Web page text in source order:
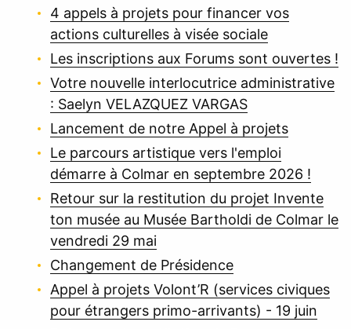
4 appels à projets pour financer vos
actions culturelles à visée sociale
Les inscriptions aux Forums sont ouvertes !
Votre nouvelle interlocutrice administrative
: Saelyn VELAZQUEZ VARGAS
Lancement de notre Appel à projets
Le parcours artistique vers l'emploi
démarre à Colmar en septembre 2026 !
Retour sur la restitution du projet Invente
ton musée au Musée Bartholdi de Colmar le
vendredi 29 mai
Changement de Présidence
Appel à projets Volont’R (services civiques
pour étrangers primo-arrivants) - 19 juin